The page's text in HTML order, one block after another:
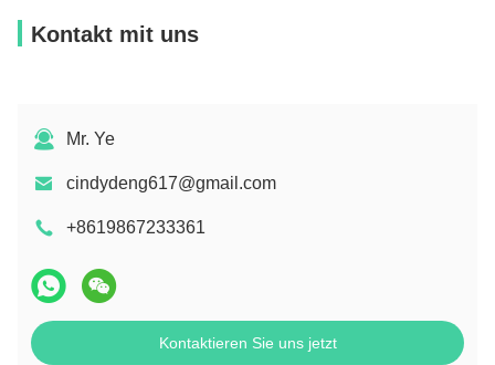
Kontakt mit uns
Mr. Ye
cindydeng617@gmail.com
+8619867233361
Kontaktieren Sie uns jetzt